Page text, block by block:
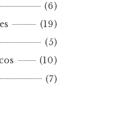
(6)
(19)
(5)
(10)
(7)